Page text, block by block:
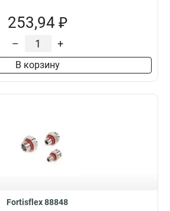
253,94 ₽
– +
В корзину
Fortisflex 88848